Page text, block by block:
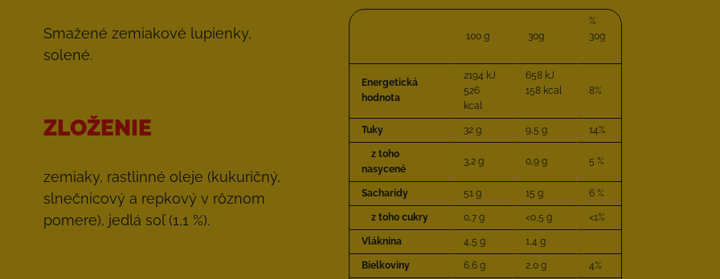
Smažené zemiakové lupienky,
solené.
ZLOŽENIE
zemiaky, rastlinné oleje (kukuričný,
slnečnicový a repkový v rôznom
pomere), jedlá soľ (1,1 %).
100 g 30g
%
30g
Energetická
hodnota
2194 kJ
526
kcal
658 kJ
158 kcal
8%
Tuky 32 g 9,5 g 14%
z toho
nasycené
3,2 g 0,9 g 5 %
Sacharidy 51 g 15 g 6 %
z toho cukry 0,7 g <0,5 g <1%
Vláknina 4,5 g 1,4 g
Bielkoviny 6,6 g 2,0 g 4%